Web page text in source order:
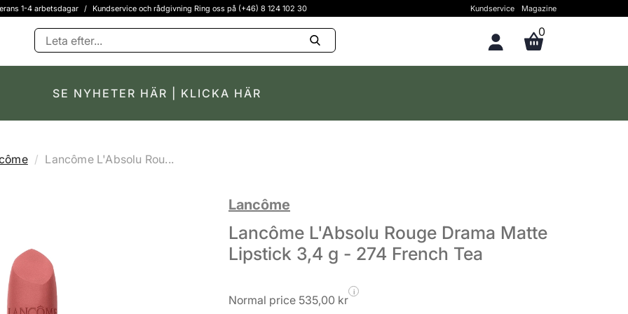
1-4 arbetsdagar / Kundservice och rådgivning Ring oss på (+46) 8 124 102 30 Kundservice Magazine
0
SE NYHETER HÄR | KLICKA HÄR
Lancôme L'Absolu Rou...
Lancôme
Lancôme L'Absolu Rouge Drama Matte
Lipstick 3,4 g - 274 French Tea
Normal price 535,00 kr
i